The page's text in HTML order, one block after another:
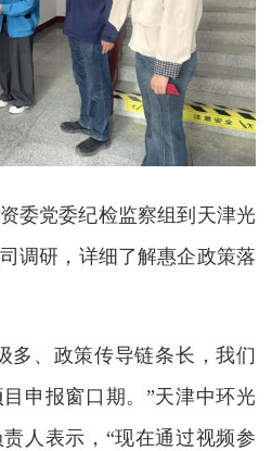
委党委纪检监察组到天津光
调研，详细了解惠企政策落
多、政策传导链条长，我们
申报窗口期。”天津中环光
人表示，“现在通过视频参